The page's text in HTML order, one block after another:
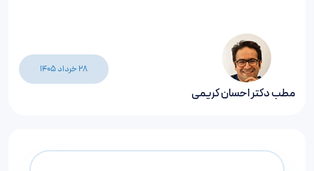
مطب دکتر احسان کریمی
28 خرداد 1405